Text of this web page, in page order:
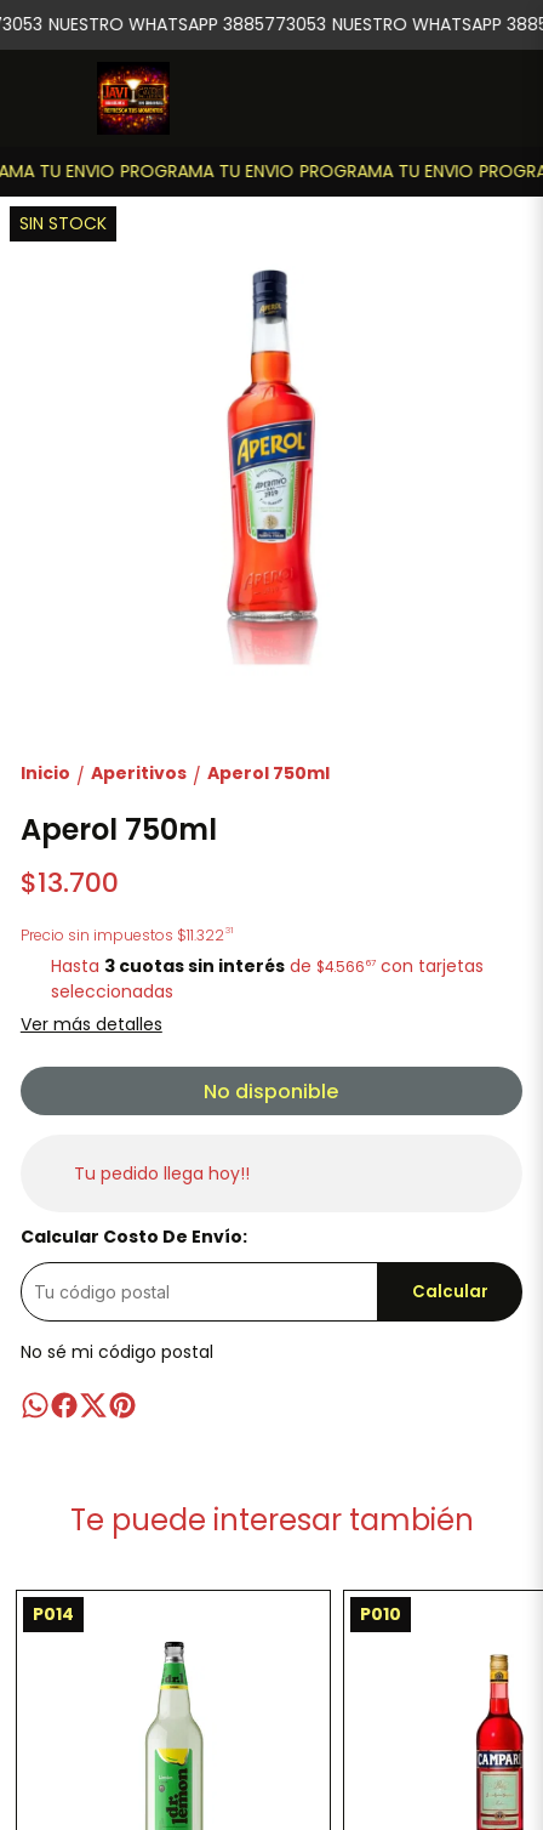
TU ENVIO PROGRAMA TU ENVIO PROGRAMA TU ENVIO
NUESTRO WHATSAPP 3885773053 NUESTRO WHATSAPP
SIN STOCK
Inicio / Aperitivos / Aperol 750ml
Aperol 750ml
$13.700
Precio sin impuestos $11.32231
Hasta 3 cuotas sin interés de $4.56667 con tarjetas
seleccionadas
Ver más detalles
No disponible
Tu pedido llega hoy!!
Calcular Costo De Envío:
Calcular
No sé mi código postal
Te puede interesar también
P014 P010